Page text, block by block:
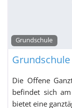
Grundschule
Grundschule
Die Offene
befindet sich
bietet eine